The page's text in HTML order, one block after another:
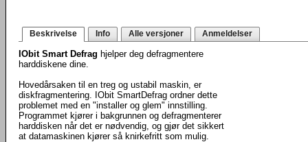
Beskrivelse Info Alle versjoner Anmeldelser
IObit Smart Defrag hjelper deg defragmentere
harddiskene dine.
Hovedårsaken til en treg og ustabil maskin, er
diskfragmentering. IObit SmartDefrag ordner dette
problemet med en "installer og glem" innstilling.
Programmet kjører i bakgrunnen og defragmenterer
harddisken når det er nødvendig, og gjør det sikkert
at datamaskinen kjører så knirkefritt som mulig.